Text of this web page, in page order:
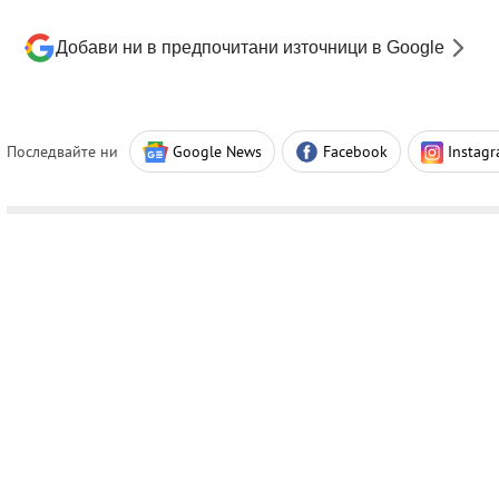
Добави ни в предпочитани източници в Google
Последвайте ни Google News Facebook